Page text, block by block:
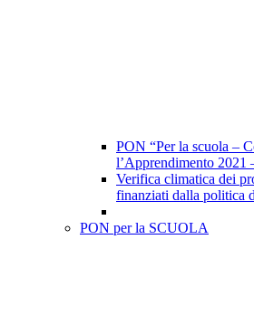
PON “Per la scuola –
l’Apprendimento 2021
Verifica climatica dei
finanziati dalla politica
PON per la SCUOLA